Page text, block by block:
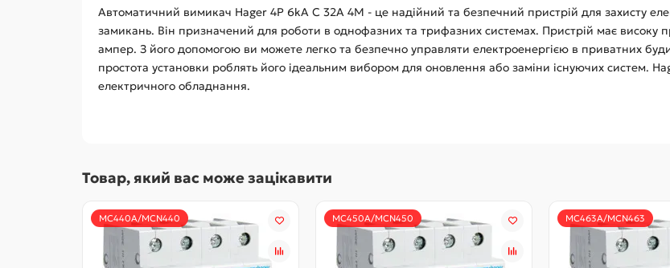
Автоматичний вимикач Hager 4P 6kA C 32A 4M - це надійний та безпечний пристрій для захисту
замикань. Він призначений для роботи в однофазних та трифазних системах. Пристрій має високу
ампер. З його допомогою ви можете легко та безпечно управляти електроенергією в приватних
простота установки роблять його ідеальним вибором для оновлення або заміни існуючих систем.
електричного обладнання.
Товар, який вас може зацікавити
MC440A/MCN440 MC450A/MCN450 MC463A/MCN463